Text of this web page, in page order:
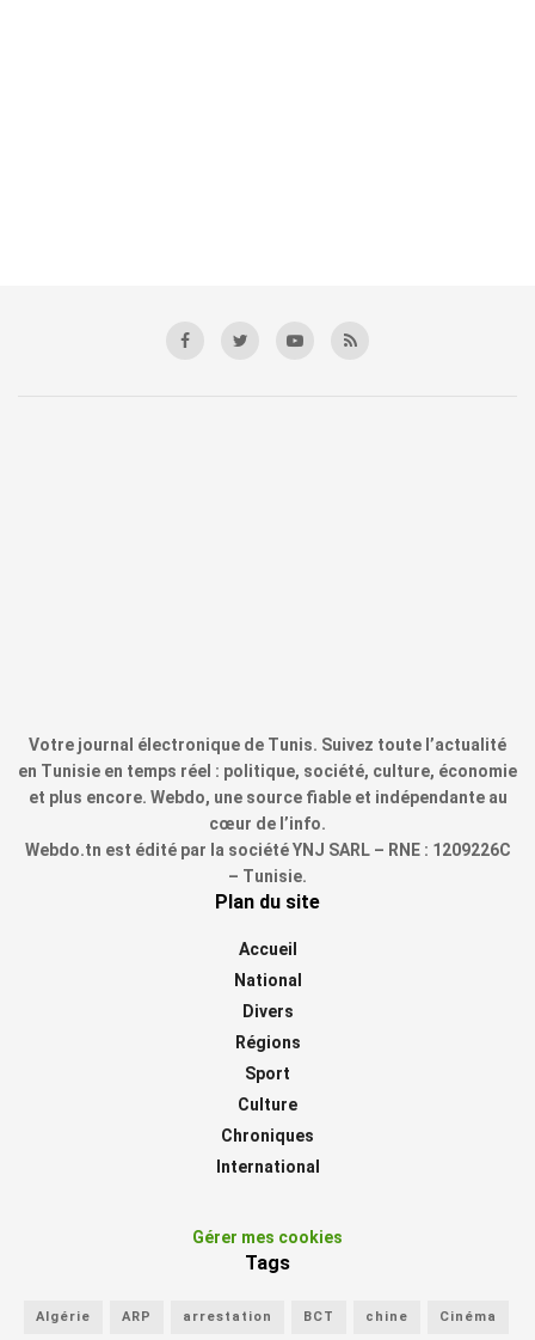
Votre journal électronique de Tunis. Suivez toute l’actualité
en Tunisie en temps réel : politique, société, culture, économie
et plus encore. Webdo, une source fiable et indépendante au
cœur de l’info.
Webdo.tn est édité par la société YNJ SARL – RNE : 1209226C
– Tunisie.
Plan du site
Accueil
National
Divers
Régions
Sport
Culture
Chroniques
International
Gérer mes cookies
Tags
Algérie ARP arrestation BCT chine Cinéma